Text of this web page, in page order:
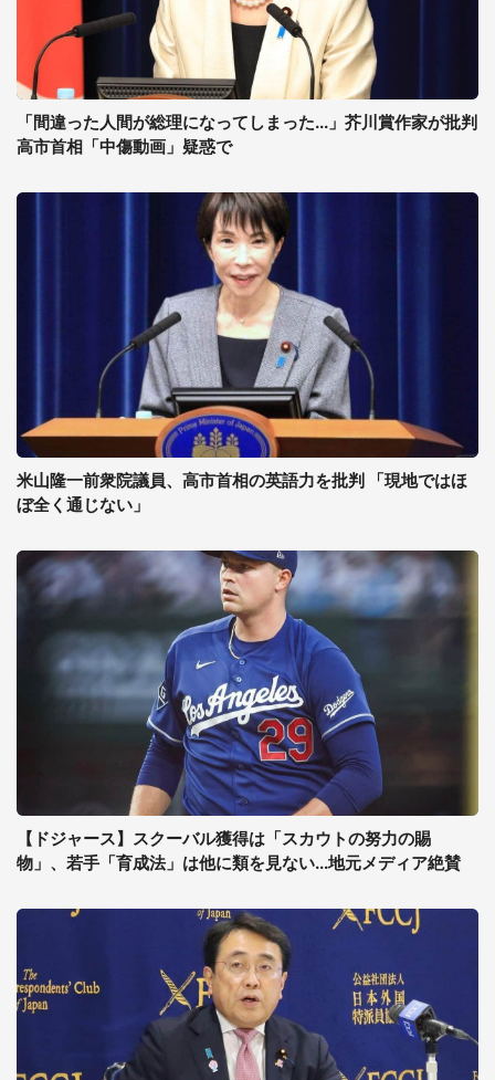
「間違った人間が総理になってしまった...」芥川賞作家が批判
高市首相「中傷動画」疑惑で
米山隆一前衆院議員、高市首相の英語力を批判 「現地ではほ
ぼ全く通じない」
【ドジャース】スクーバル獲得は「スカウトの努力の賜
物」、若手「育成法」は他に類を見ない...地元メディア絶賛